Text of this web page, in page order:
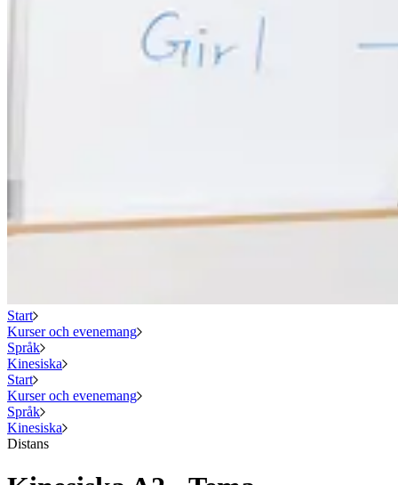
Start
Kurser och evenemang
Språk
Kinesiska
Start
Kurser och evenemang
Språk
Kinesiska
Distans